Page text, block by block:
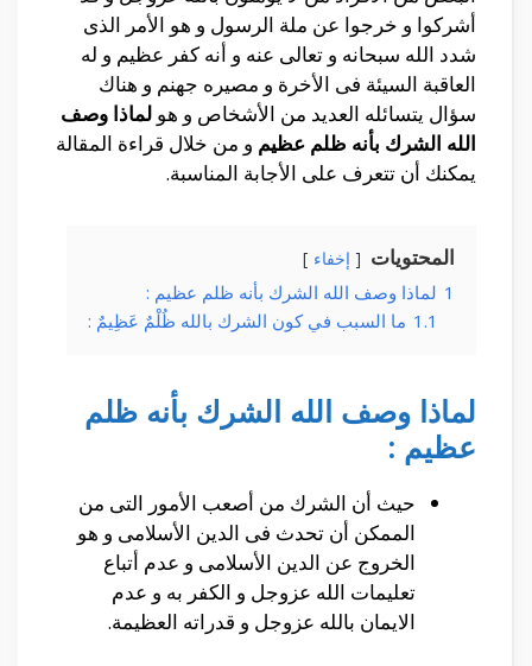
أشركوا و خرجوا عن ملة الرسول و هو الأمر الذى
شدد الله سبحانه و تعالى عنه و أنه كفر عظيم و له
العاقبة السيئة فى الأخرة و مصيره جهنم و هناك
سؤال يتسائله العديد من الأشخاص و هو لماذا وصف
الله الشرك بأنه ظلم عظيم و من خلال قراءة المقالة
يمكنك أن تتعرف على الأجابة المناسبة.
المحتويات إخفاء
1 لماذا وصف الله الشرك بأنه ظلم عظيم :
1.1 ما السبب في كون الشرك بالله ظُلْمٌ عَظِيمٌ :
لماذا وصف الله الشرك بأنه ظلم
عظيم :
حيث أن الشرك من أصعب الأمور التى من
الممكن أن تحدث فى الدين الأسلامى و هو
الخروج عن الدين الأسلامى و عدم أتباع
تعليمات الله عزوجل و الكفر به و عدم
الايمان بالله عزوجل و قدراته العظيمة.